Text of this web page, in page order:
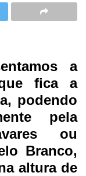
a
fica a
podendo
pela
ou
Branco,
altura de